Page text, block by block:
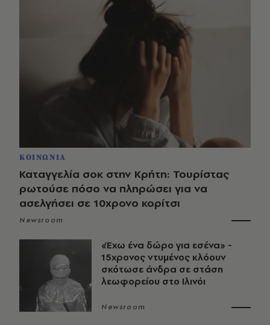
ΚΟΙΝΩΝΙΑ
Καταγγελία σοκ στην Κρήτη: Τουρίστας
ρωτούσε πόσο να πληρώσει για να
ασελγήσει σε 10χρονο κορίτσι
Newsroom
«Έχω ένα δώρο για εσένα» -
15χρονος ντυμένος κλόουν
σκότωσε άνδρα σε στάση
λεωφορείου στο Ιλινόι
Newsroom